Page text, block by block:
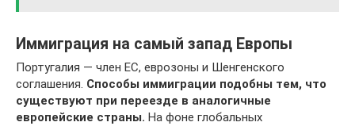
Иммиграция на самый запад Европы
Португалия — член ЕС, еврозоны и Шенгенского
соглашения. Способы иммиграции подобны тем, что
существуют при переезде в аналогичные
европейские страны. На фоне глобальных